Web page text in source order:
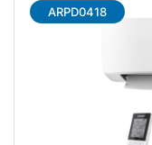
ARPD0418